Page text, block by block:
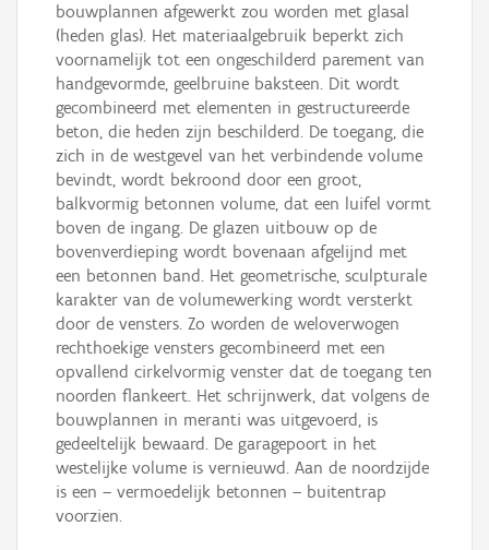
bouwplannen afgewerkt zou worden met glasal
(heden glas). Het materiaalgebruik beperkt zich
voornamelijk tot een ongeschilderd parement van
handgevormde, geelbruine baksteen. Dit wordt
gecombineerd met elementen in gestructureerde
beton, die heden zijn beschilderd. De toegang, die
zich in de westgevel van het verbindende volume
bevindt, wordt bekroond door een groot,
balkvormig betonnen volume, dat een luifel vormt
boven de ingang. De glazen uitbouw op de
bovenverdieping wordt bovenaan afgelijnd met
een betonnen band. Het geometrische, sculpturale
karakter van de volumewerking wordt versterkt
door de vensters. Zo worden de weloverwogen
rechthoekige vensters gecombineerd met een
opvallend cirkelvormig venster dat de toegang ten
noorden flankeert. Het schrijnwerk, dat volgens de
bouwplannen in meranti was uitgevoerd, is
gedeeltelijk bewaard. De garagepoort in het
westelijke volume is vernieuwd. Aan de noordzijde
is een – vermoedelijk betonnen – buitentrap
voorzien.